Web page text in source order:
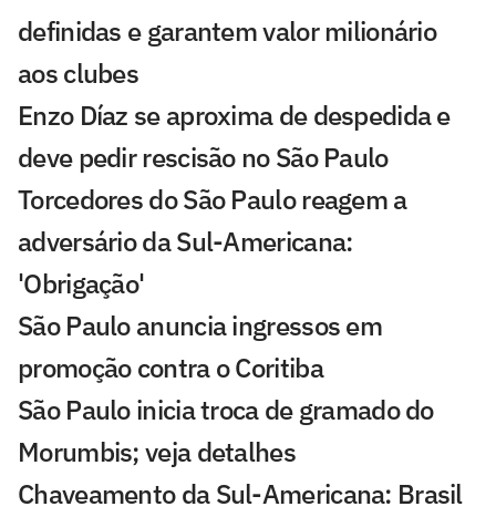
definidas e garantem valor milionário
aos clubes
Enzo Díaz se aproxima de despedida e
deve pedir rescisão no São Paulo
Torcedores do São Paulo reagem a
adversário da Sul-Americana:
'Obrigação'
São Paulo anuncia ingressos em
promoção contra o Coritiba
São Paulo inicia troca de gramado do
Morumbis; veja detalhes
Chaveamento da Sul-Americana: Brasil